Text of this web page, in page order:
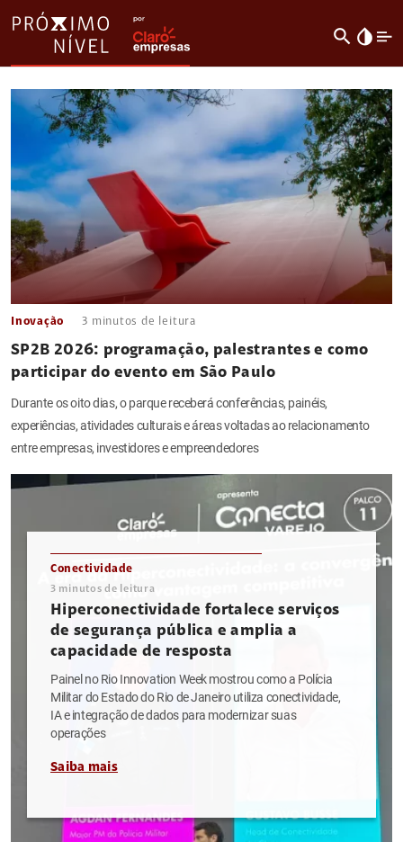
search invert_colors
Inovação 3 minutos de leitura
SP2B 2026: programação, palestrantes e como
participar do evento em São Paulo
Durante os oito dias, o parque receberá conferências, painéis,
experiências, atividades culturais e áreas voltadas ao relacionamento
entre empresas, investidores e empreendedores
Conectividade
3 minutos de leitura
Hiperconectividade fortalece serviços
de segurança pública e amplia a
capacidade de resposta
Painel no Rio Innovation Week mostrou como a Polícia
Militar do Estado do Rio de Janeiro utiliza conectividade,
IA e integração de dados para modernizar suas
operações
Saiba mais